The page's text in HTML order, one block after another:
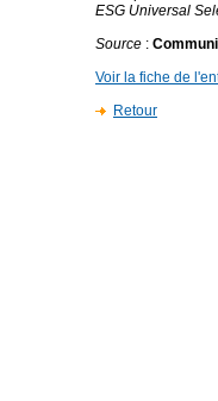
ESG Universal
Source :
Voir la fiche de
Retour